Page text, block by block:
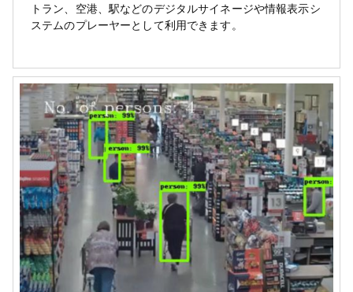
トラン、空港、駅などのデジタルサイネージや情報表示シ
ステムのプレーヤーとして利用できます。